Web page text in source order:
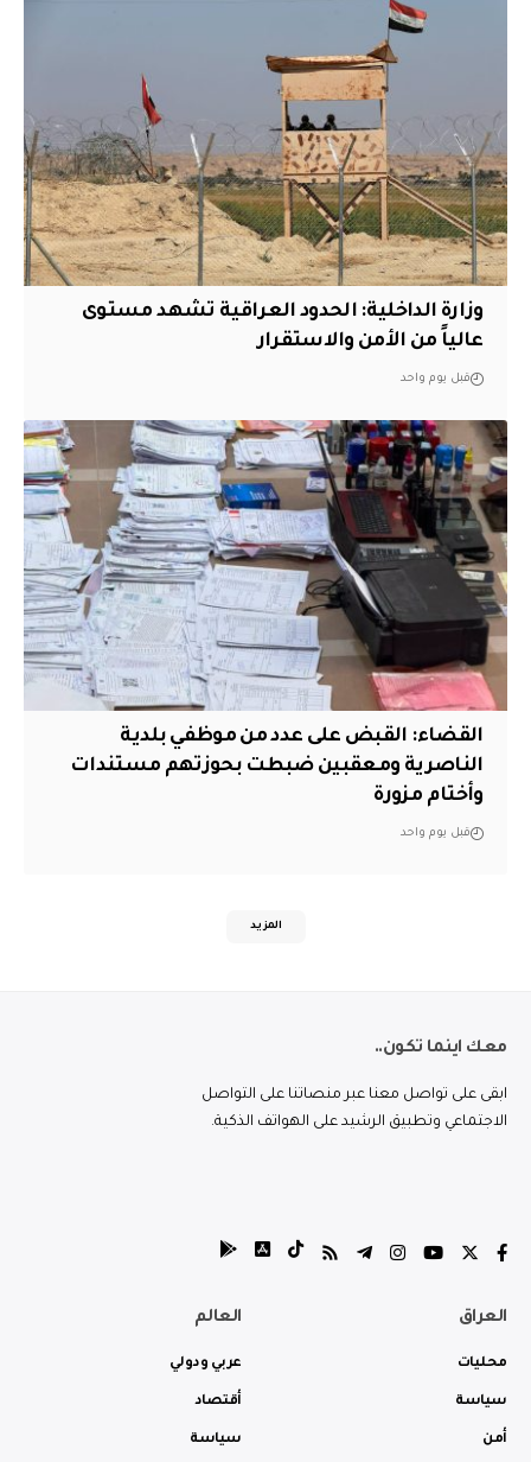
وزارة الداخلية: الحدود العراقية تشهد مستوى
عالياً من الأمن والاستقرار
قبل يوم واحد
القضاء: القبض على عدد من موظفي بلدية
الناصرية ومعقبين ضبطت بحوزتهم مستندات
وأختام مزورة
قبل يوم واحد
المزيد
معك اينما تكون..
ابقى على تواصل معنا عبر منصاتنا على التواصل
الاجتماعي وتطبيق الرشيد على الهواتف الذكية.
العراق
محليات
سياسة
أمن
العالم
عربي ودولي
أقتصاد
سياسة